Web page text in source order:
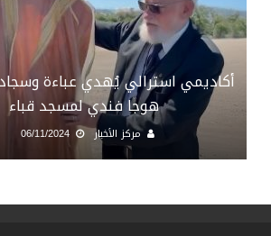
أكاديمي استرالي يُهدي عباءة
هوجا فندي لمسجد قباء
مركز الأخبار 06/11/2024